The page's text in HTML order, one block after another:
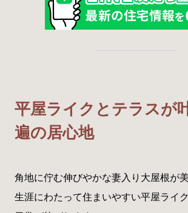
平屋ライクとテラスが
遍の居心地
角地に佇む伸びやかな妻入り大屋根が美
生涯にわたって住まいやすい平屋ライ